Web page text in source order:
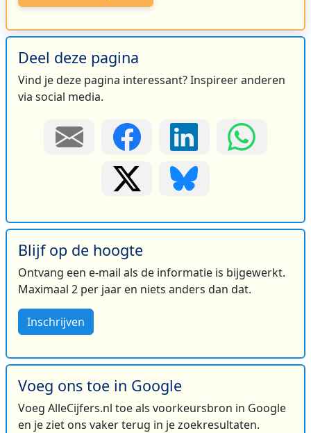
Deel deze pagina
Vind je deze pagina interessant? Inspireer anderen
via social media.
Blijf op de hoogte
Ontvang een e-mail als de informatie is bijgewerkt.
Maximaal 2 per jaar en niets anders dan dat.
Inschrijven
Voeg ons toe in Google
Voeg AlleCijfers.nl toe als voorkeursbron in Google
en je ziet ons vaker terug in je zoekresultaten.